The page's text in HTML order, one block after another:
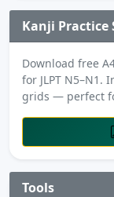
Kanji Practice
Download free
for JLPT
grids — perfect
Tools